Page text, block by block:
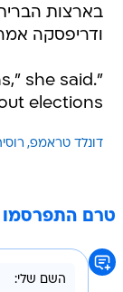
בארצות
ודריפסקה
she said.
elections."
דונלד טראמפ
טרם התפרסמו